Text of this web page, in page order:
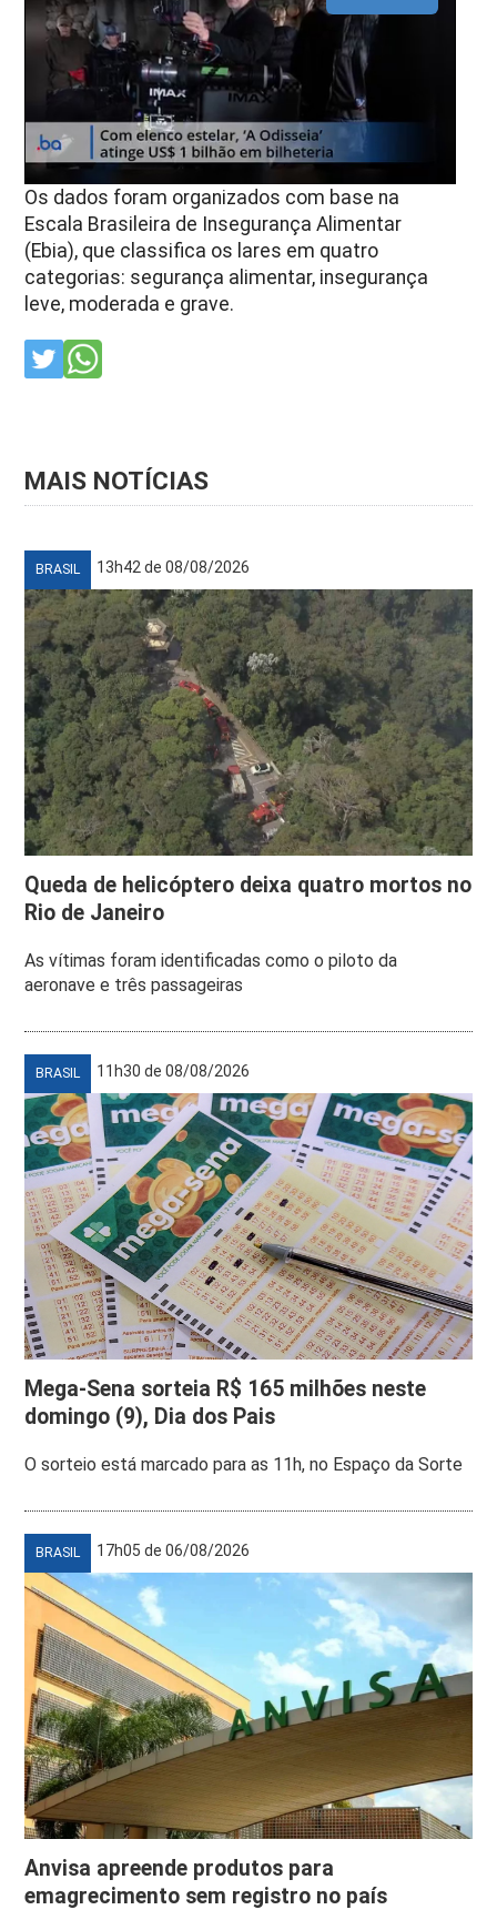
Os dados foram organizados com base na
Escala Brasileira de Insegurança Alimentar
(Ebia), que classifica os lares em quatro
categorias: segurança alimentar, insegurança
leve, moderada e grave.
MAIS NOTÍCIAS
BRASIL 13h42 de 08/08/2026
Queda de helicóptero deixa quatro mortos no
Rio de Janeiro
As vítimas foram identificadas como o piloto da
aeronave e três passageiras
BRASIL 11h30 de 08/08/2026
Mega-Sena sorteia R$ 165 milhões neste
domingo (9), Dia dos Pais
O sorteio está marcado para as 11h, no Espaço da Sorte
BRASIL 17h05 de 06/08/2026
Anvisa apreende produtos para
emagrecimento sem registro no país